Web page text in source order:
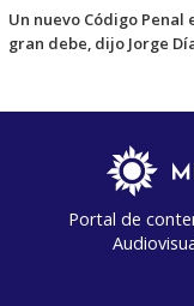
Un nuevo Código Penal
gran debe, dijo Jorge
Portal de